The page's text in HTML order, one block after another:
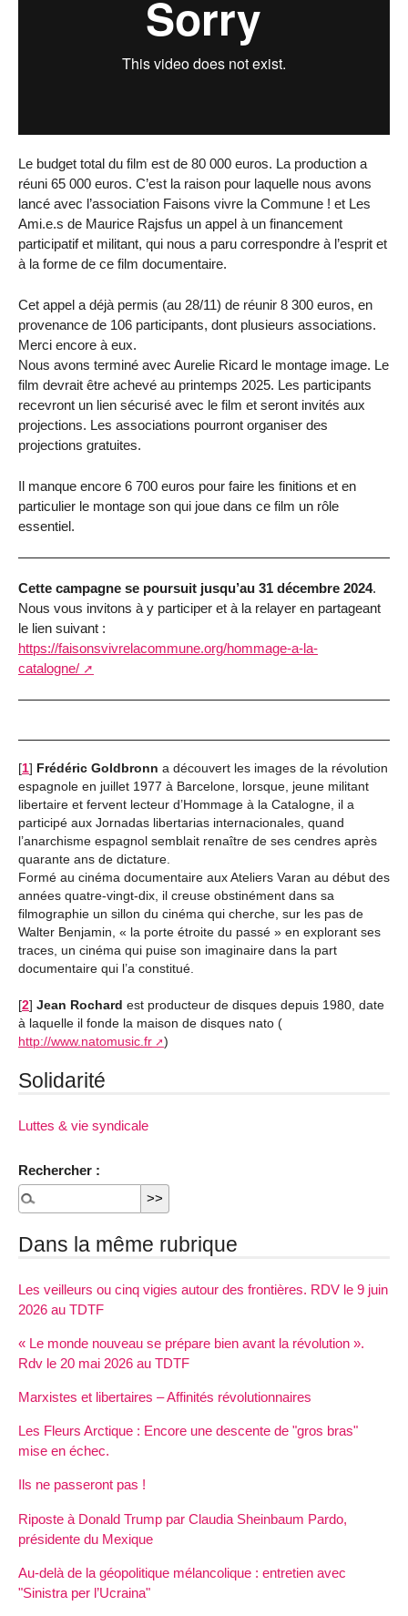
Le budget total du film est de 80 000 euros. La production a
réuni 65 000 euros. C’est la raison pour laquelle nous avons
lancé avec l’association Faisons vivre la Commune ! et Les
Ami.e.s de Maurice Rajsfus un appel à un financement
participatif et militant, qui nous a paru correspondre à l’esprit et
à la forme de ce film documentaire.
Cet appel a déjà permis (au 28/11) de réunir 8 300 euros, en
provenance de 106 participants, dont plusieurs associations.
Merci encore à eux.
Nous avons terminé avec Aurelie Ricard le montage image. Le
film devrait être achevé au printemps 2025. Les participants
recevront un lien sécurisé avec le film et seront invités aux
projections. Les associations pourront organiser des
projections gratuites.
Il manque encore 6 700 euros pour faire les finitions et en
particulier le montage son qui joue dans ce film un rôle
essentiel.
Cette campagne se poursuit jusqu’au 31 décembre 2024.
Nous vous invitons à y participer et à la relayer en partageant
le lien suivant :
https://faisonsvivrelacommune.org/hommage-a-la-
catalogne/
[1] Frédéric Goldbronn a découvert les images de la révolution
espagnole en juillet 1977 à Barcelone, lorsque, jeune militant
libertaire et fervent lecteur d’Hommage à la Catalogne, il a
participé aux Jornadas libertarias internacionales, quand
l’anarchisme espagnol semblait renaître de ses cendres après
quarante ans de dictature.
Formé au cinéma documentaire aux Ateliers Varan au début des
années quatre-vingt-dix, il creuse obstinément dans sa
filmographie un sillon du cinéma qui cherche, sur les pas de
Walter Benjamin, « la porte étroite du passé » en explorant ses
traces, un cinéma qui puise son imaginaire dans la part
documentaire qui l’a constitué.
[2] Jean Rochard est producteur de disques depuis 1980, date
à laquelle il fonde la maison de disques nato (
http://www.natomusic.fr
)
Solidarité
Luttes & vie syndicale
Rechercher :
Dans la même rubrique
Les veilleurs ou cinq vigies autour des frontières. RDV le 9 juin
2026 au TDTF
« Le monde nouveau se prépare bien avant la révolution ».
Rdv le 20 mai 2026 au TDTF
Marxistes et libertaires – Affinités révolutionnaires
Les Fleurs Arctique : Encore une descente de "gros bras"
mise en échec.
Ils ne passeront pas !
Riposte à Donald Trump par Claudia Sheinbaum Pardo,
présidente du Mexique
Au-delà de la géopolitique mélancolique : entretien avec
"Sinistra per l’Ucraina"